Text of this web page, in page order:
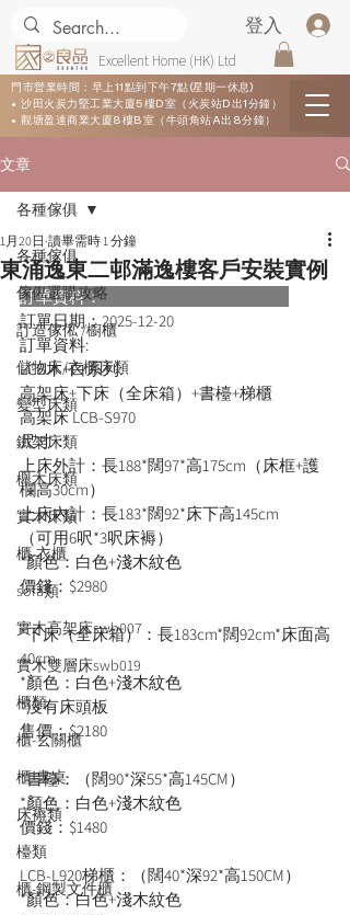
Excellent Home (HK) Ltd
登入
門市營業時間：早上11點到下午7點(星期一休息)
• 沙田火炭力堅工業大廈5樓D室（火炭站D出1分鐘）
• 觀塘盈達商業大廈8樓B室（牛頭角站A出8分鐘）
文章
各種傢俱
傢俬選購攻略
訂造傢俬 /櫥櫃
儲物床/衣櫃床類
變型床類
鐵架床類
櫸木床類
實木床類
櫃-衣櫃
sofa類
實木高架床swb007
實木雙層床swb019
櫃類
櫃-玄關櫃
櫃-書桌
床褥類
檯類
櫃-鋼製文件櫃
各種傢俱
東涌逸東二邨滿逸樓客戶安裝實例
1月20日 讀畢需時 1 分鐘
訂單資料：
訂單日期：2025-12-20
訂單資料:
LCB木+白系列:
高架床+下床（全床箱）+書檯+梯櫃
高架床 LCB-S970
尺寸：
上床外計：長188*闊97*高175cm（床框+護
欄高30cm）
上床內計：長183*闊92*床下高145cm
（可用6呎*3呎床褥）
*顏色：白色+淺木紋色
價錢：$2980
*下床（全床箱）：長183cm*闊92cm*床面高
40cm
*顏色：白色+淺木紋色
*沒有床頭板
售價：$2180
*書檯：（闊90*深55*高145CM）
*顏色：白色+淺木紋色
價錢：$1480
LCB-L920梯櫃：（闊40*深92*高150CM）
*顏色：白色+淺木紋色